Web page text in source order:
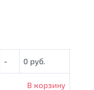
- 0 руб.
В корзину